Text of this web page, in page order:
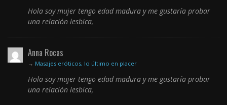
Hola soy mujer tengo edad madura y me gustaría probar
una relación lesbica,
Anna Rocas
→ Masajes eróticos, lo último en placer
Hola soy mujer tengo edad madura y me gustaría probar
una relación lesbica,